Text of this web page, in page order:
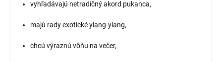
vyhľadávajú netradičný akord pukanca,
majú rady exotické ylang-ylang,
chcú výraznú vôňu na večer,